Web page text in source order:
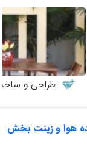
طراحی و ساخت
هوا و زینت بخش